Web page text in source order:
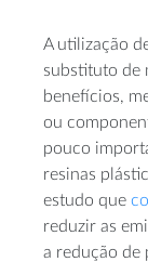
A utilização
substituto de
benefícios,
ou
pouco
resinas
estudo que
reduzir as
a redução de